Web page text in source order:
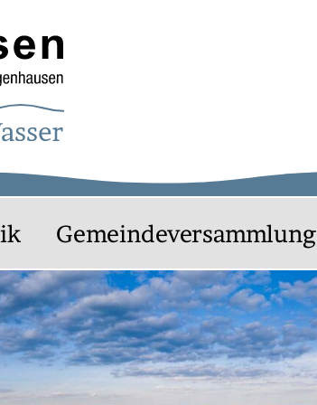
Gemeindeversammlung